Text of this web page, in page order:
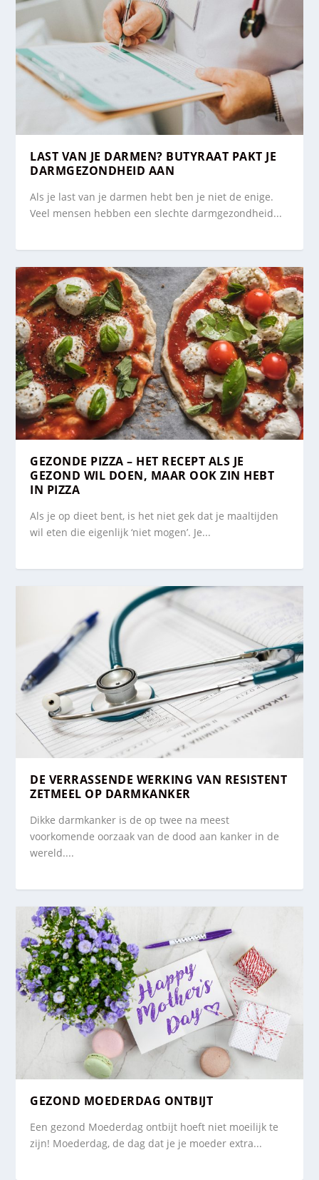
LAST VAN JE DARMEN? BUTYRAAT PAKT JE
DARMGEZONDHEID AAN
Als je last van je darmen hebt ben je niet de enige.
Veel mensen hebben een slechte darmgezondheid...
GEZONDE PIZZA – HET RECEPT ALS JE
GEZOND WIL DOEN, MAAR OOK ZIN HEBT
IN PIZZA
Als je op dieet bent, is het niet gek dat je maaltijden
wil eten die eigenlijk ‘niet mogen’. Je...
DE VERRASSENDE WERKING VAN RESISTENT
ZETMEEL OP DARMKANKER
Dikke darmkanker is de op twee na meest
voorkomende oorzaak van de dood aan kanker in de
wereld....
GEZOND MOEDERDAG ONTBIJT
Een gezond Moederdag ontbijt hoeft niet moeilijk te
zijn! Moederdag, de dag dat je je moeder extra...